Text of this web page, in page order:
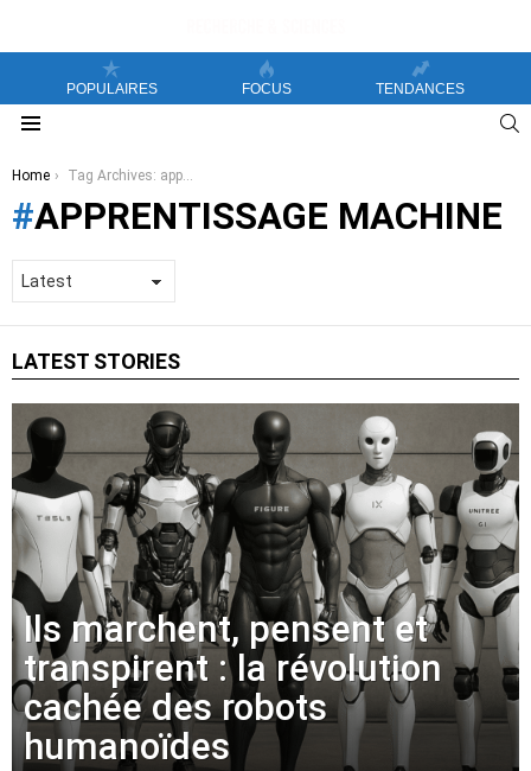
POPULAIRES FOCUS TENDANCES
You are here:
Home Tag Archives: apprentissage machine
APPRENTISSAGE MACHINE
LATEST STORIES
Ils marchent, pensent et
transpirent : la révolution
cachée des robots
humanoïdes